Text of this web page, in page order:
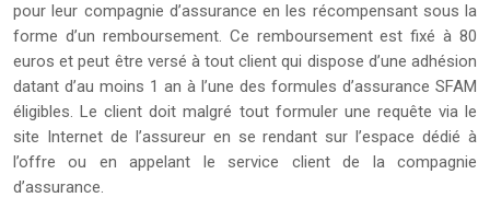
pour leur compagnie d’assurance en les récompensant sous la
forme d’un remboursement. Ce remboursement est fixé à 80
euros et peut être versé à tout client qui dispose d’une adhésion
datant d’au moins 1 an à l’une des formules d’assurance SFAM
éligibles. Le client doit malgré tout formuler une requête via le
site Internet de l’assureur en se rendant sur l’espace dédié à
l’offre ou en appelant le service client de la compagnie
d’assurance.